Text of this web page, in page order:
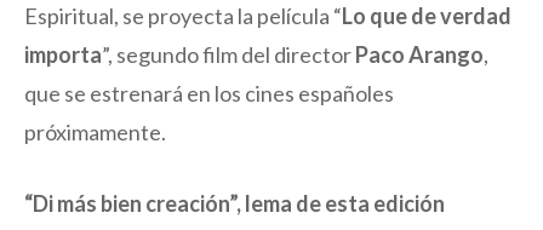
Espiritual, se proyecta la película “Lo que de verdad
importa”, segundo film del directorPaco Arango,
que se estrenará en los cines españoles
próximamente.
“Dimás bien creación”, lema de esta edición